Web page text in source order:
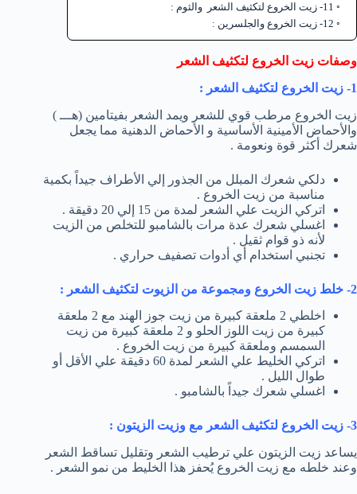
11- زيت الخروع لتكثيف الشعر والثوم :
12- زيت الخروع والجلسرين :
وصفات زيت الخروع لتكثيف الشعر
1- زيت الخروع لتكثيف الشعر :
زيت الخروع مرطب قوي للشعر ويمد الشعر بفيتامين (هـــ )
والأحماض الأمينية الأساسية و الأحماض الدهنية مما يجعل
شعرك أكثر قوة ونعومة .
دلكي شعرك المبلل من الجذور إلي الأطراف جيداً بكمية
مناسبة من زيت الخروع .
اتركي الزيت علي الشعر لمدة من 15 إلي 20 دقيقة .
اغسلي شعرك عدة مرات بالشامبو للتخلص من الزيت
لأنه ذو قوام ثقيل .
تجنبي استخدام أي أدوات تصفيف حراري .
2- خلط زيت الخروع ومجموعة من الزيوت لتكثيف الشعر :
اخلطي 2 ملعقة كبيرة من زيت جوز الهند مع 2 ملعقة
كبيرة من زيت اللوز الحلو و 2 ملعقة كبيرة من زيت
السمسم وملعقة كبيرة من زيت الخروع .
اتركي الخليط علي الشعر لمدة 60 دقيقة علي الأقل أو
طوال الليل .
اغسلي شعرك جيداً بالشامبو .
3- زيت الخروع لتكثيف الشعر مع وزيت الزيتون :
يساعد زيت الزيتون علي ترطيب الشعر وتقليل تساقط الشعر
وعند خلطه مع زيت الخروع يُحفز هذا الخليط من نمو الشعر .